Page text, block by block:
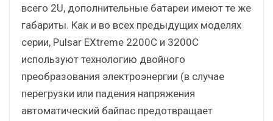
всего 2U, дополнительные батареи имеют те же
габариты. Как и во всех предыдущих моделях
серии, Pulsar EXtreme 2200C и 3200C
используют технологию двойного
преобразования электроэнергии (в случае
перегрузки или падения напряжения
автоматический байпас предотвращает